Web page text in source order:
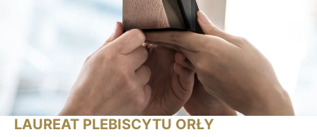
LAUREAT PLEBISCYTU ORŁY